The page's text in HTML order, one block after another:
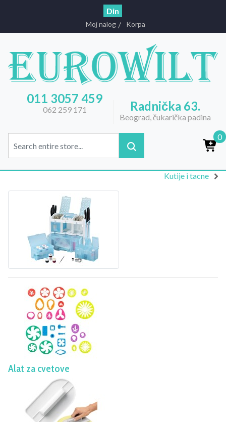
Din
Moj nalog Korpa
011 3057 459
062 259 171 Radnička 63.
Beograd, čukarička padina
0
Kutije i tacne
Alat za cvetove